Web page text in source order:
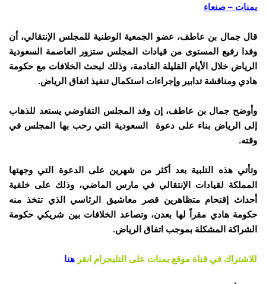
يمنات – صنعاء
قال جمال بن عاطف، عضو الجمعية الوطنية للمجلس الإنتقالي، أن
وفدا رفيع المستوى من قيادات المجلس ستزور العاصمة السعودية
الرياض خلال الأيام القليلة القادمة، وذلك لبحث الخلافات مع حكومة
هادي ومناقشة تدابير وإجراءات استكمال تنفيذ اتفاق الرياض.
وأوضح جمال بن عاطف، إن وفد المجلس التفاوضي يستعد للذهاب
إلى الرياض بناء على دعوة السعودية التي رحب بها المجلس في
وقته.
وتأتي هذه التلبية بعد أكثر من شهرين على الدعوة التي وجهتها
المملكة لقيادات الإنتقالي في مارس الماضي، وذلك على خلفية
أحداث إقتحام متظاهرين قصر معاشيق الرئاسي الذي تتخذ منه
حكومة هادي مقراً لها بعدن، وتصاعد الخلافات بين شريكي حكومة
الشراكة المشكلة بموجب اتفاق الرياض.
للاشتراك في قناة موقع يمنات على التليجرام انقر هنا